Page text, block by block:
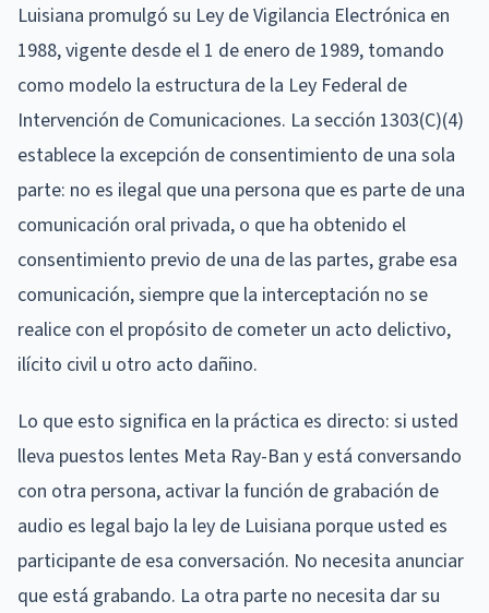
Luisiana promulgó su Ley de Vigilancia Electrónica en
1988, vigente desde el 1 de enero de 1989, tomando
como modelo la estructura de la Ley Federal de
Intervención de Comunicaciones. La sección 1303(C)(4)
establece la excepción de consentimiento de una sola
parte: no es ilegal que una persona que es parte de una
comunicación oral privada, o que ha obtenido el
consentimiento previo de una de las partes, grabe esa
comunicación, siempre que la interceptación no se
realice con el propósito de cometer un acto delictivo,
ilícito civil u otro acto dañino.
Lo que esto significa en la práctica es directo: si usted
lleva puestos lentes Meta Ray-Ban y está conversando
con otra persona, activar la función de grabación de
audio es legal bajo la ley de Luisiana porque usted es
participante de esa conversación. No necesita anunciar
que está grabando. La otra parte no necesita dar su